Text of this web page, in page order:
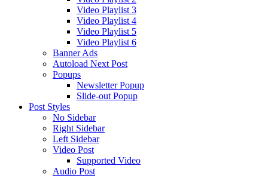
Video Playlist 3
Video Playlist 4
Video Playlist 5
Video Playlist 6
Banner Ads
Autoload Next Post
Popups
Newsletter Popup
Slide-out Popup
Post Styles
No Sidebar
Right Sidebar
Left Sidebar
Video Post
Supported Video
Audio Post